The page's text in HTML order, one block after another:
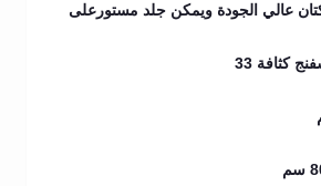
عالي الجودة ويمكن جلد مستورعلى
كثافة 33